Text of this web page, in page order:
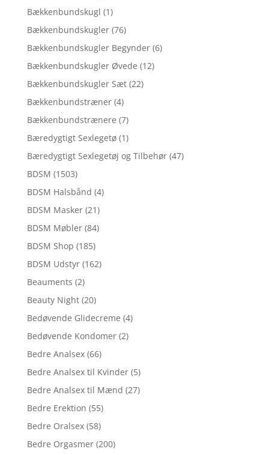
Bækkenbundskugl (1)
Bækkenbundskugler (76)
Bækkenbundskugler Begynder (6)
Bækkenbundskugler Øvede (12)
Bækkenbundskugler Sæt (22)
Bækkenbundstræner (4)
Bækkenbundstrænere (7)
Bæredygtigt Sexlegetø (1)
Bæredygtigt Sexlegetøj og Tilbehør (47)
BDSM (1503)
BDSM Halsbånd (4)
BDSM Masker (21)
BDSM Møbler (84)
BDSM Shop (185)
BDSM Udstyr (162)
Beauments (2)
Beauty Night (20)
Bedøvende Glidecreme (4)
Bedøvende Kondomer (2)
Bedre Analsex (66)
Bedre Analsex til Kvinder (5)
Bedre Analsex til Mænd (27)
Bedre Erektion (55)
Bedre Oralsex (58)
Bedre Orgasmer (200)